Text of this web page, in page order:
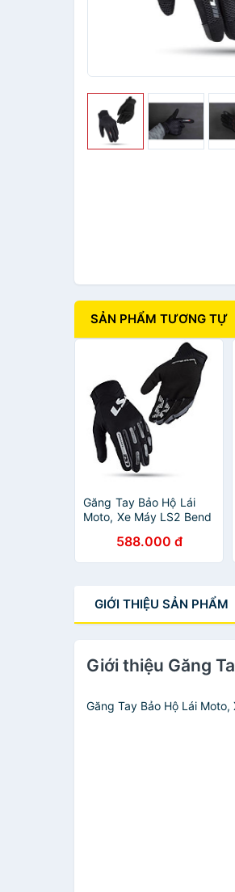
SẢN PHẨM TƯƠNG TỰ
Găng Tay Bảo Hộ Lái
Moto, Xe Máy LS2 Bend
588.000 đ
GIỚI THIỆU SẢN PHẨM
Giới thiệu Găng
Găng Tay Bảo Hộ Lái